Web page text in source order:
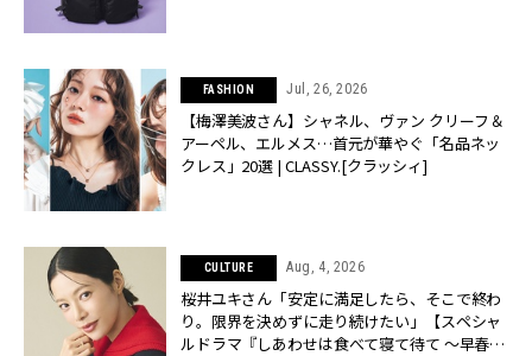
FASHION Jul, 26, 2026
【梅澤美波さん】シャネル、ヴァン クリーフ＆
アーペル、エルメス…首元が華やぐ「名品ネッ
クレス」20選 | CLASSY.[クラッシィ]
CULTURE Aug, 4, 2026
桜井ユキさん「安定に満足したら、そこで終わ
り。限界を決めずに走り続けたい」【スペシャ
ルドラマ『しあわせは食べて寝て待て ～早春の